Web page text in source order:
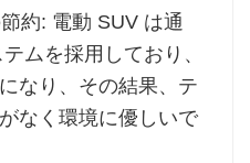
約: 電動 SUV は通
ムを採用しており、
なり、その結果、テ
なく環境に優しいで